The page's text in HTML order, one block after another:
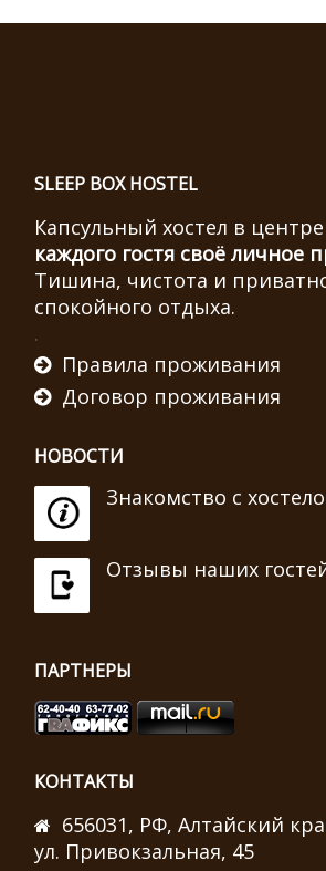
SLEEP BOX HOSTEL
Капсульный хостел в
каждого гостя своё личное
Тишина, чистота и
спокойного отдыха.
.
Правила проживания
Договор проживания
НОВОСТИ
Знакомство с
Отзывы наших
ПАРТНЕРЫ
КОНТАКТЫ
656031, РФ, Алтайский
ул. Привокзальная, 45